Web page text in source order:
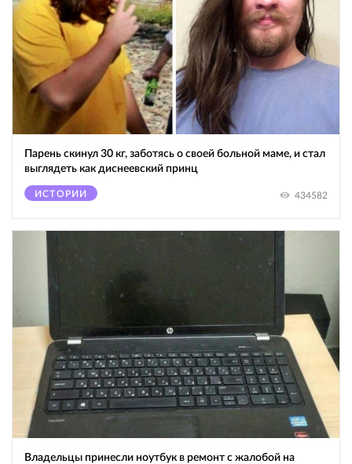
Парень скинул 30 кг, заботясь о своей больной маме, и стал
выглядеть как диснеевский принц
ИСТОРИИ 434582
Владельцы принесли ноутбук в ремонт с жалобой на